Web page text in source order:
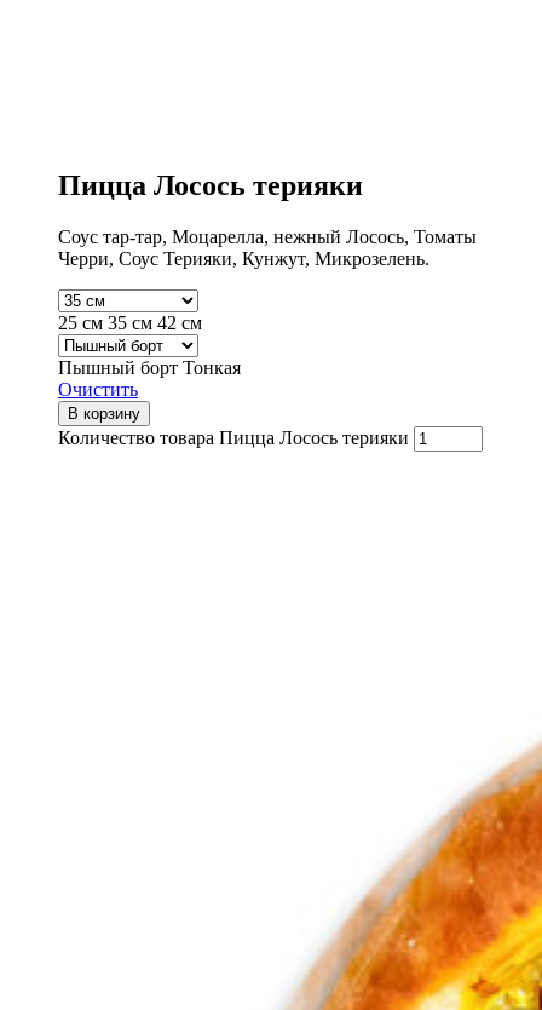
Пицца Лосось терияки
Соус тар-тар, Моцарелла, нежный Лосось, Томаты
Черри, Соус Терияки, Кунжут, Микрозелень.
25 см 35 см 42 см
Пышный борт Тонкая
Очистить
В корзину
Количество товара Пицца Лосось терияки